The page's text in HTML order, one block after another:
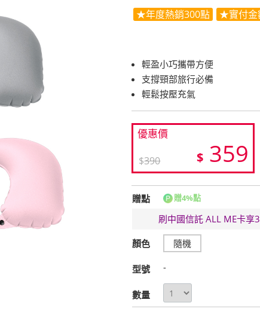
★年度熱銷300點 ★實付金
輕盈小巧攜帶方便
支撐頸部旅行必備
輕鬆按壓充氣
優惠價
$359
$390
贈點 贈4%點
刷中國信託 ALL ME卡享
顏色 隨機
型號 -
數量